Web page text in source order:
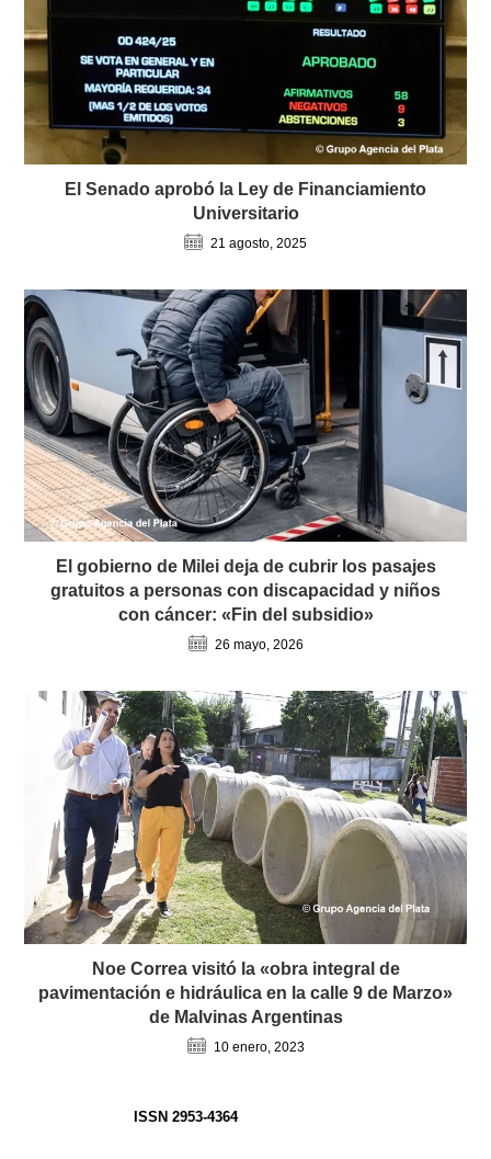
El Senado aprobó la Ley de Financiamiento
Universitario
21 agosto, 2025
El gobierno de Milei deja de cubrir los pasajes
gratuitos a personas con discapacidad y niños
con cáncer: «Fin del subsidio»
26 mayo, 2026
Noe Correa visitó la «obra integral de
pavimentación e hidráulica en la calle 9 de Marzo»
de Malvinas Argentinas
10 enero, 2023
ISSN 2953-4364